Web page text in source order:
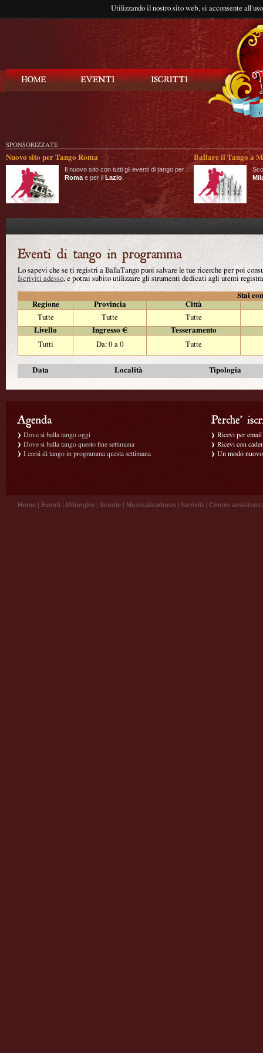
Utilizzando il nostro sito web, si acconsente
SPONSORIZZATE
Nuovo sito per Tango Roma
Il nuovo sito con tutti gli eventi di tango per
Roma e per il Lazio
Ballare il Tango a
Lo sapevi che se ti registri a BallaTango puoi salvare le tue ricerche per poi
Iscriviti adesso, e potrai subito utilizzare gli strumenti dedicati agli utenti
Stai
Regione
Provincia
Città
Tutte
Tutte
Tutte
Livello
Ingresso €
Tesseramento
Tutti
Da: 0 a 0 Tutte
Data Località Tipologia
Dove si balla tango oggi
Dove si balla tango questo fine settimana
I corsi di tango in programma questa settimana
Ricevi per
Ricevi con
Un modo
Home | Eventi | Milonghe | Scuole | Musicalizadores | Iscriviti | Centro